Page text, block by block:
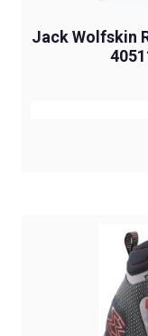
Jack Wolfskin